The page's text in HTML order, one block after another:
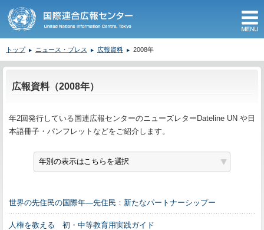
トップ ニュース・プレス 広報資料 2008年
広報資料（2008年）
年2回発行している国連広報センターのニューズレターDateline UN や日
本語冊子・パンフレットなどをご紹介します。
世界の先住民の国際年—先住民：新たなパートナーシップー
人権を教える 初・中等教育用実践ガイド